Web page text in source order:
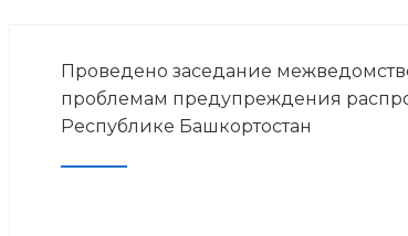
Проведено заседание
проблемам предупреждения
Республике Башкортостан